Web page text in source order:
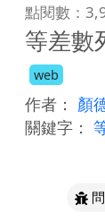
點閱數：
等差數
web
作者： 顏
關鍵字：